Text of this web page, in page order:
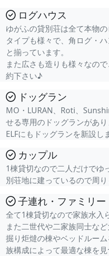
ログハウス
ゆがふの貸別荘は全て本物の
タイプも様々で、角ログ・
と揃っています。
また広さも造りも様々なの
約下さい♪
ドッグラン
MO・LURAN、Roti、
せる専用のドッグランがあり
ELFにもドッグランを新設し
カップル
1棟貸切なので二人だけでゆ
別荘地に建っているので周
子連れ・ファミリー
全て1棟貸切なので家族水入
また二世代や二家族同士など
掘り炬燵の棟やベッドルー
族構成によって最適な棟を